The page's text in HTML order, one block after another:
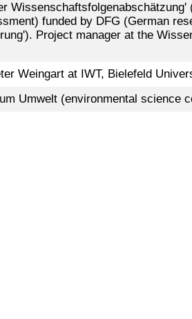
funded by DFG (German
Project manager at the
Weingart at IWT, Bielefeld
Umwelt (environmental science